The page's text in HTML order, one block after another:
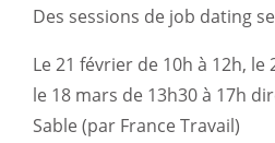
Des sessions de job dating
Le 21 février de 10h à 12h,
le 18 mars de 13h30 à 17h
Sable (par France Travail)